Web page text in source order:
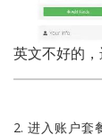
英文不好的
2. 进入账户套